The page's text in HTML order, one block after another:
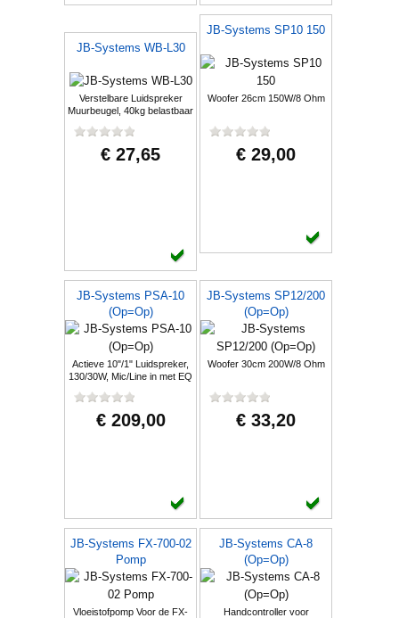
JB-Systems WB-L30
Verstelbare Luidspreker
Muurbeugel, 40kg belastbaar
€ 27,65
JB-Systems SP10 150
Woofer 26cm 150W/8 Ohm
€ 29,00
JB-Systems PSA-10
(Op=Op)
Actieve 10"/1" Luidspreker,
130/30W, Mic/Line in met EQ
€ 209,00
JB-Systems SP12/200
(Op=Op)
Woofer 30cm 200W/8 Ohm
€ 33,20
JB-Systems FX-700-02
Pomp
Vloeistofpomp Voor de FX-
JB-Systems CA-8
(Op=Op)
Handcontroller voor